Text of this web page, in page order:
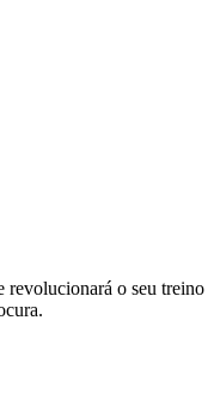
o seu treino